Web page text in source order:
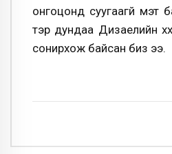
онгоцонд суугаагүй мэт
тэр дундаа Дизаелийн
сонирхож байсан биз ээ.